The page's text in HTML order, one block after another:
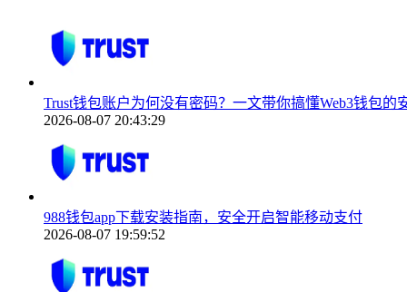
Trust钱包账户为何没有密码？一文带你搞懂Web3钱包的
2026-08-07 20:43:29
988钱包app下载安装指南，安全开启智能移动支付
2026-08-07 19:59:52